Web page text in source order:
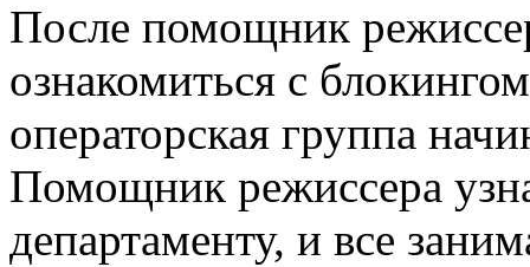
После помощник
ознакомиться с
операторская группа
Помощник режиссера
департаменту, и все